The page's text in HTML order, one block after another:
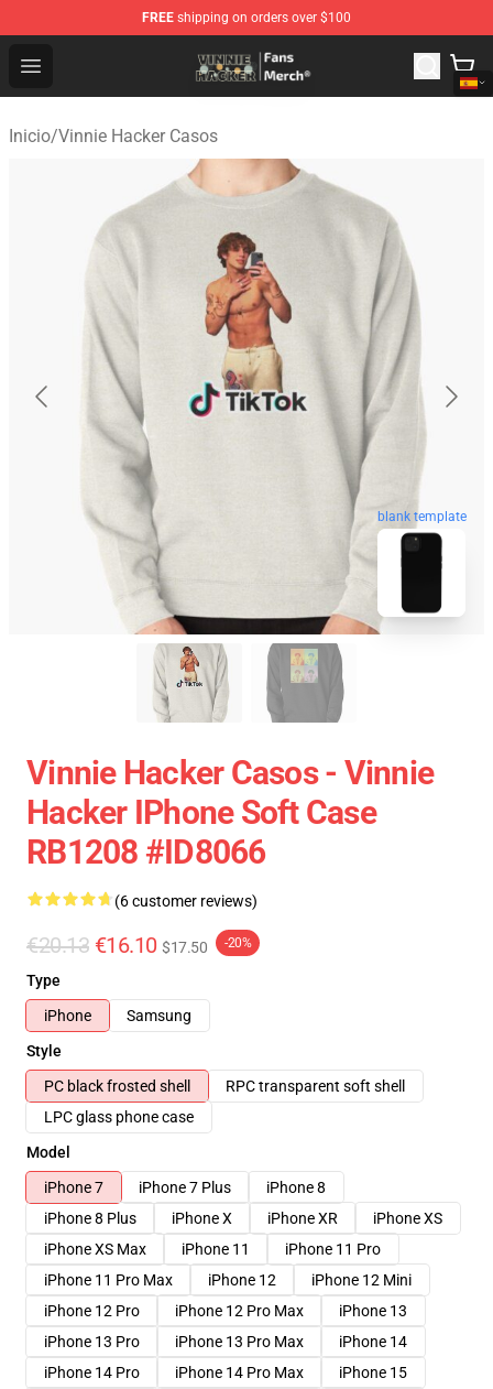
FREE shipping on orders over $100
Open menu
Vinnie Hacker Store - Official Vinnie Hacker Merchandise
Inicio/Vinnie Hacker Casos
blank template
Vinnie Hacker Casos - Vinnie
Hacker IPhone Soft Case
RB1208 #ID8066
(6 customer reviews)
€20.13 €16.10 $17.50 -20%
Type
iPhone
Samsung
Style
PC black frosted shell
RPC transparent soft shell
LPC glass phone case
Model
iPhone 7
iPhone 7 Plus
iPhone 8
iPhone 8 Plus
iPhone X iPhone XR
iPhone XS
iPhone XS Max
iPhone 11
iPhone 11 Pro
iPhone 11 Pro Max
iPhone 12
iPhone 12 Mini
iPhone 12 Pro
iPhone 12 Pro Max
iPhone 13
iPhone 13 Pro
iPhone 13 Pro Max
iPhone 14
iPhone 14 Pro
iPhone 14 Pro Max
iPhone 15